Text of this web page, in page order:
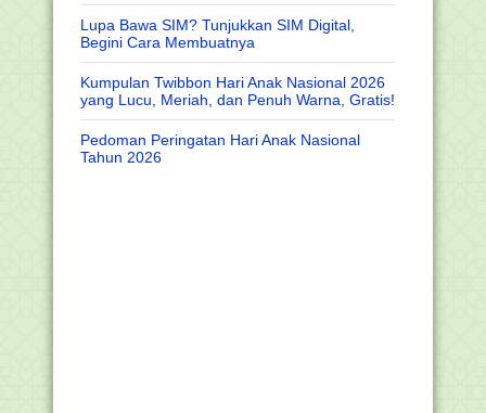
Lupa Bawa SIM? Tunjukkan SIM Digital,
Begini Cara Membuatnya
Kumpulan Twibbon Hari Anak Nasional 2026
yang Lucu, Meriah, dan Penuh Warna, Gratis!
Pedoman Peringatan Hari Anak Nasional
Tahun 2026